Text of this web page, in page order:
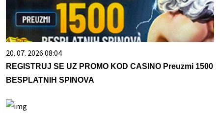
20. 07. 2026 08:04
REGISTRUJ SE UZ PROMO KOD CASINO Preuzmi 1500
BESPLATNIH SPINOVA